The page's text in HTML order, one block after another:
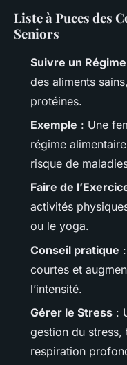
Liste à Puces des
Seniors
Suivre un
des aliments
protéines.
Exemple : Une
régime
risque de
Faire de
activités
ou le yoga.
Conseil pratique
courtes et
l’intensité.
Gérer le Stress :
gestion du stress,
respiration